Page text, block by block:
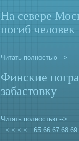
На севеpe
погиб человек
Читать полностью -->
Финские
забастoвку
Читать полностью -->
< < < <
65 66 67 68 69